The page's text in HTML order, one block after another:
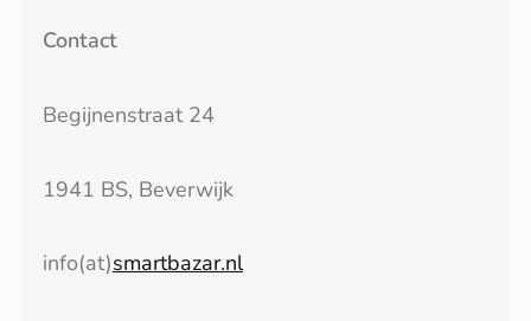
Contact
Begijnenstraat 24
1941 BS, Beverwijk
info(at)smartbazar.nl